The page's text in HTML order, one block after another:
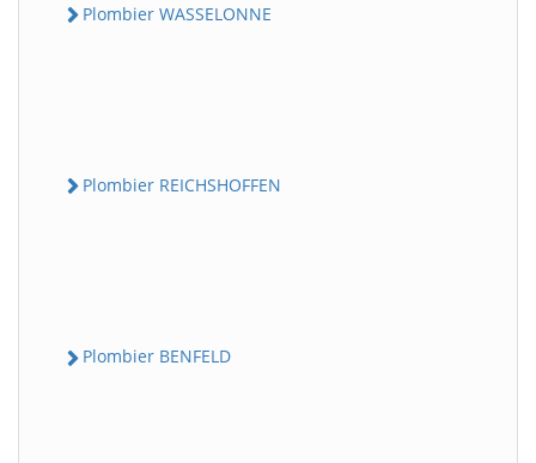
Plombier WASSELONNE
Plombier REICHSHOFFEN
Plombier BENFELD